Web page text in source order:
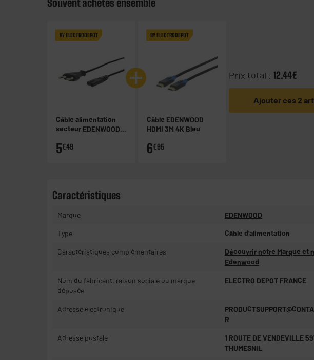
Souvent achetés ensemble
BY ELECTRODEPOT
Câble alimentation
secteur EDENWOOD 2
5€49
BY ELECTRODEPOT
Câble EDENWOOD
HDMI 3M 4K Bleu
6€95
Prix total : 12.44€
Ajouter ces 2
Caractéristiques
Marque EDENWOOD
Type Câble d'alimentation
Caractéristiques complémentaires
Découvrir notre Marque et
Edenwood
Nom du fabricant, raison sociale ou marque
déposée
ELECTRO DEPOT FRANCE
Adresse électronique
R
Adresse postale
1 ROUTE DE VENDEVILLE
THUMESNIL